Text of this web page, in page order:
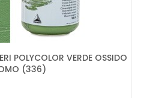
POLYCOLOR VERDE OSSIDO
(336)